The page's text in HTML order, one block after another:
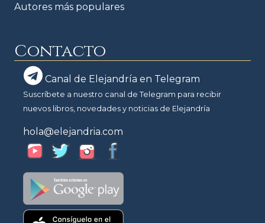
Autores más populares
Contacto
Canal de Elejandría en Telegram
Suscríbete a nuestro canal de Telegram para recibir
nuevos libros, novedades y noticias de Elejandría
hola@elejandria.com